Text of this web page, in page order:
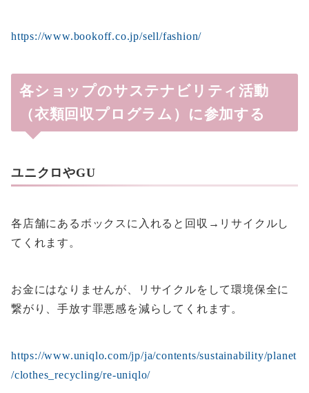
https://www.bookoff.co.jp/sell/fashion/
各ショップのサステナビリティ活動
（衣類回収プログラム）に参加する
ユニクロやGU
各店舗にあるボックスに入れると回収→リサイクルし
てくれます。
お金にはなりませんが、リサイクルをして環境保全に
繋がり、手放す罪悪感を減らしてくれます。
https://www.uniqlo.com/jp/ja/contents/sustainability/planet
/clothes_recycling/re-uniqlo/